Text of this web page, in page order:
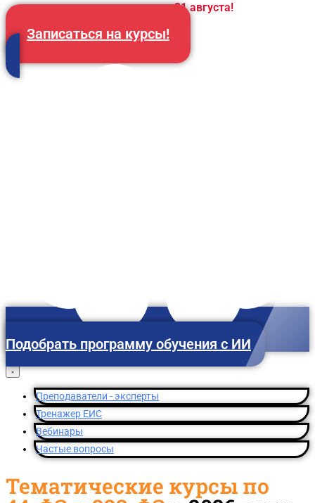
Скидка истекает31 августа!
Записаться на курсы!
Подобрать программу обучения с ИИ
Преподаватели - эксперты
Тренажер ЕИС
Вебинары
Частые вопросы
Тематические курсы по